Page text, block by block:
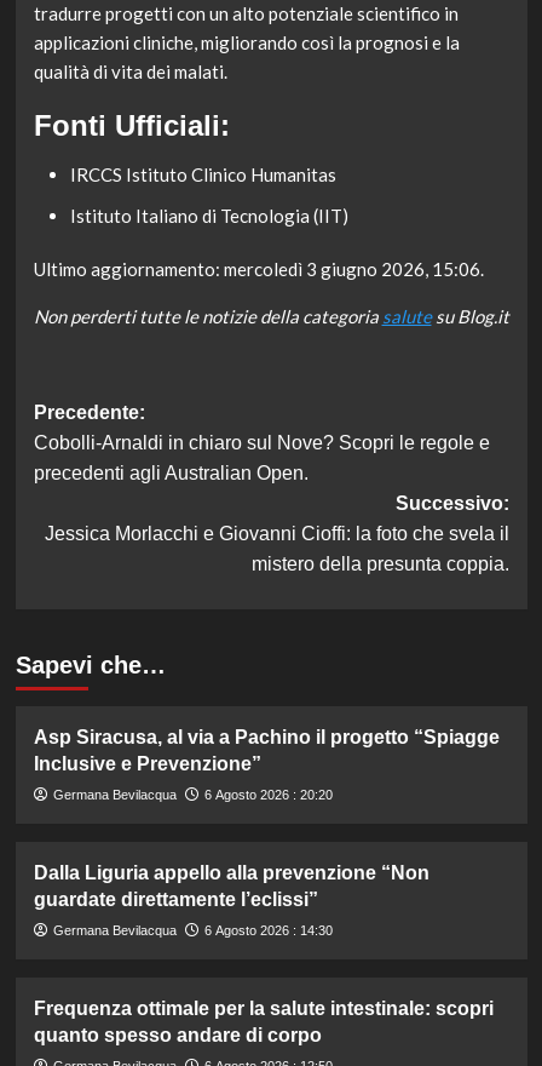
tradurre progetti con un alto potenziale scientifico in
applicazioni cliniche, migliorando così la prognosi e la
qualità di vita dei malati.
Fonti Ufficiali:
IRCCS Istituto Clinico Humanitas
Istituto Italiano di Tecnologia (IIT)
Ultimo aggiornamento: mercoledì 3 giugno 2026, 15:06.
Non perderti tutte le notizie della categoria salutesu Blog.it
Navigazione
articolo
Precedente:
Cobolli-Arnaldi in chiaro sul Nove? Scopri le regole e
precedenti agli Australian Open.
Successivo:
Jessica Morlacchi e Giovanni Cioffi: la foto che svela il
mistero della presunta coppia.
Sapevi che…
Asp Siracusa, al via a Pachino il progetto “Spiagge
Inclusive e Prevenzione”
Germana Bevilacqua 6 Agosto 2026 : 20:20
Dalla Liguria appello alla prevenzione “Non
guardate direttamente l’eclissi”
Germana Bevilacqua 6 Agosto 2026 : 14:30
Frequenza ottimale per la salute intestinale: scopri
quanto spesso andare di corpo